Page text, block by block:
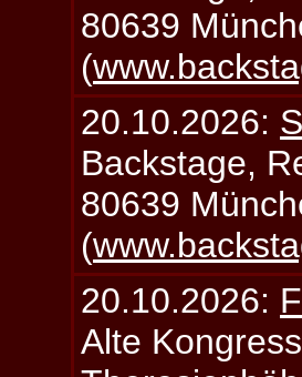
80639
(
20.10.2026:
Backstage,
80639
(
20.10.2026:
Alte